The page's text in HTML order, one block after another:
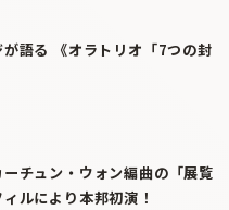
語る 《オラトリオ「7つの封
チュン・ウォン編曲の「展覧
ルにより本邦初演！